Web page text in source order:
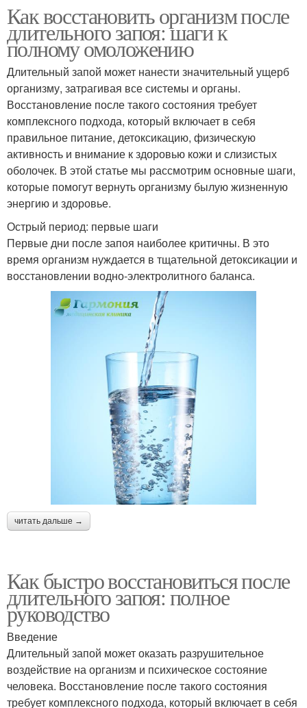
Как восстановить организм после
длительного запоя: шаги к
полному омоложению
Длительный запой может нанести значительный ущерб
организму, затрагивая все системы и органы.
Восстановление после такого состояния требует
комплексного подхода, который включает в себя
правильное питание, детоксикацию, физическую
активность и внимание к здоровью кожи и слизистых
оболочек. В этой статье мы рассмотрим основные шаги,
которые помогут вернуть организму былую жизненную
энергию и здоровье.
Острый период: первые шаги
Первые дни после запоя наиболее критичны. В это
время организм нуждается в тщательной детоксикации и
восстановлении водно-электролитного баланса.
читать дальше →
Как быстро восстановиться после
длительного запоя: полное
руководство
Введение
Длительный запой может оказать разрушительное
воздействие на организм и психическое состояние
человека. Восстановление после такого состояния
требует комплексного подхода, который включает в себя